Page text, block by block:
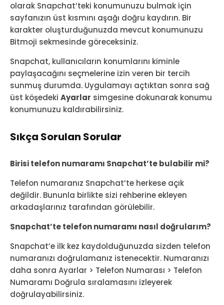
olarak Snapchat’teki konumunuzu bulmak için
sayfanızın üst kısmını aşağı doğru kaydırın. Bir
karakter oluşturduğunuzda mevcut konumunuzu
Bitmoji sekmesinde göreceksiniz.
Snapchat, kullanıcıların konumlarını kiminle
paylaşacağını seçmelerine izin veren bir tercih
sunmuş durumda. Uygulamayı açtıktan sonra sağ
üst köşedeki Ayarlar simgesine dokunarak konumu
konumunuzu kaldırabilirsiniz.
Sıkça Sorulan Sorular
Birisi telefon numaramı Snapchat’te bulabilir mi?
Telefon numaranız Snapchat’te herkese açık
değildir. Bununla birlikte sizi rehberine ekleyen
arkadaşlarınız tarafından görülebilir.
Snapchat’te telefon numaramı nasıl doğrularım?
Snapchat’e ilk kez kaydolduğunuzda sizden telefon
numaranızı doğrulamanız istenecektir. Numaranızı
daha sonra Ayarlar > Telefon Numarası > Telefon
Numaramı Doğrula sıralamasını izleyerek
doğrulayabilirsiniz.